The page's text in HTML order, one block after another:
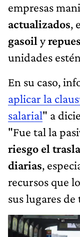
empresas
actualizados,
gasoil y
unidades
En su caso,
aplicar la
salarial" a
"Fue tal la
riesgo el
diarias,
recursos que
sus lugares